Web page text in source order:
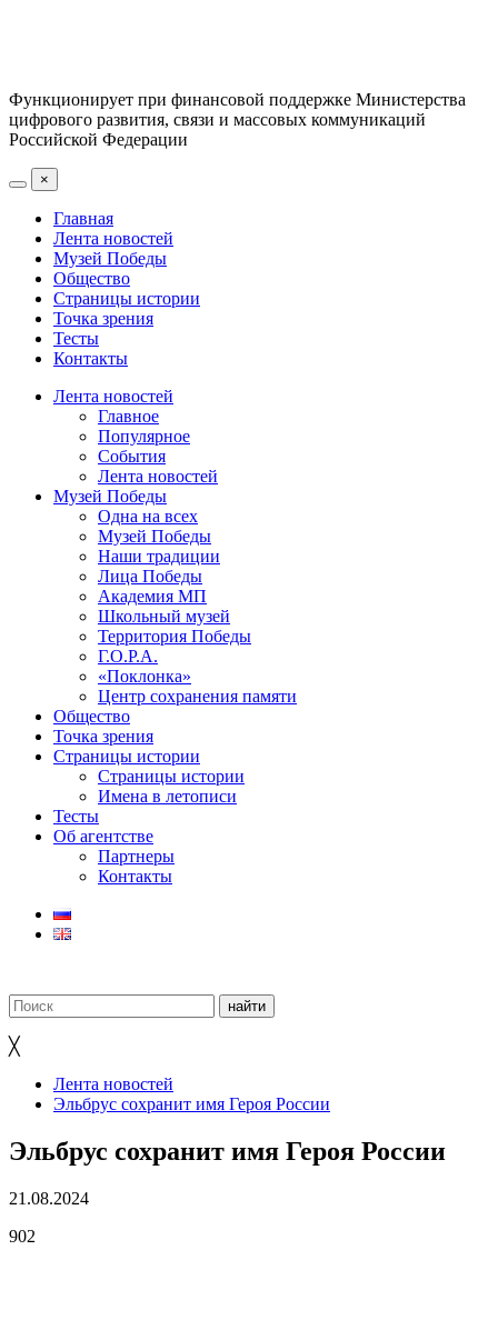
Функционирует при финансовой поддержке Министерства
цифрового развития, связи и массовых коммуникаций
Российской Федерации
×
Главная
Лента новостей
Музей Победы
Общество
Страницы истории
Точка зрения
Тесты
Контакты
Лента новостей
Главное
Популярное
События
Лента новостей
Музей Победы
Одна на всех
Музей Победы
Наши традиции
Лица Победы
Академия МП
Школьный музей
Территория Победы
Г.О.Р.А.
«Поклонка»
Центр сохранения памяти
Общество
Точка зрения
Страницы истории
Страницы истории
Имена в летописи
Тесты
Об агентстве
Партнеры
Контакты
╳
Лента новостей
Эльбрус сохранит имя Героя России
Эльбрус сохранит имя Героя России
21.08.2024
902